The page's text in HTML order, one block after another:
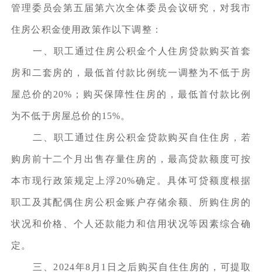
管理委员会第五届第六次全体委员会议研究，对我市
住房公积金使用政策作以下调整：
一、职工通过住房公积金个人住房贷款购买首套
房和二套房的，最低首付款比例统一调整为不低于房
屋总价的20%；购买保障性住房的，最低首付款比例
为不低于房屋总价的15%。
二、职工通过住房公积金贷款购买自住住房，若
购房前十二个月出售存量住房的，最高贷款额度可按
本市现行政策规定上浮20%确定。具体可贷额度根据
职工及其配偶住房公积金账户存储余额、所购住房的
状况和价格、个人还款能力和信用状况等因素综合确
定。
三、2024年8月1日之后购买自住住房的，可提取